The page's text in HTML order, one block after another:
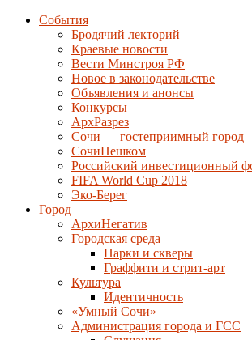
События
Бродячий лекторий
Краевые новости
Вести Минстроя РФ
Новое в законодательстве
Объявления и анонсы
Конкурсы
АрхРазрез
Сочи — гостеприимный город
СочиПешком
Российский инвестиционный
FIFA World Cup 2018
Эко-Берег
Город
АрхиНегатив
Городская среда
Парки и скверы
Граффити и стрит-арт
Культура
Идентичность
«Умный Сочи»
Администрация города и ГСС